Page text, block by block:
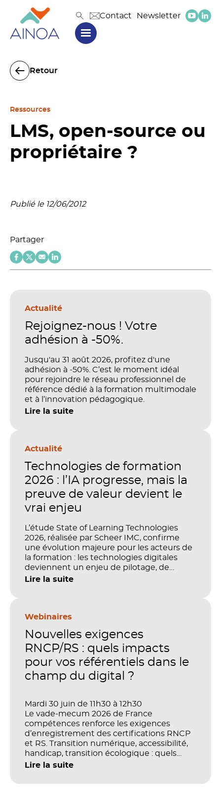
Contact Newsletter
Retour
Ressources
LMS, open-source ou
propriétaire ?
Publié le 12/06/2012
Partager
Actualité
Rejoignez-nous ! Votre
adhésion à -50%.
Jusqu'au 31 août 2026, profitez d'une
adhésion à -50%. C’est le moment idéal
pour rejoindre le réseau professionnel de
référence dédié à la formation multimodale
et à l’innovation pédagogique.
Lire la suite
Actualité
Technologies de formation
2026 : l’IA progresse, mais la
preuve de valeur devient le
vrai enjeu
L’étude State of Learning Technologies
2026, réalisée par Scheer IMC, confirme
une évolution majeure pour les acteurs de
la formation : les technologies digitales
deviennent un enjeu de pilotage, de
performance et de preuve de valeur. IA,
stratégique. Mais comment démontrer
investissements sur les compétences, la
productivité et la performance des
Lire la suite
Webinaires
Nouvelles exigences
RNCP/RS : quels impacts
pour vos référentiels dans le
champ du digital ?
Mardi 30 juin de 11h30 à 12h30
Le vade-mecum 2026 de France
compétences renforce les exigences
d’enregistrement des certifications RNCP
et RS. Transition numérique, accessibilité,
handicap, transition écologique : quels
impacts concrets pour les référentiels dans
Lire la suite